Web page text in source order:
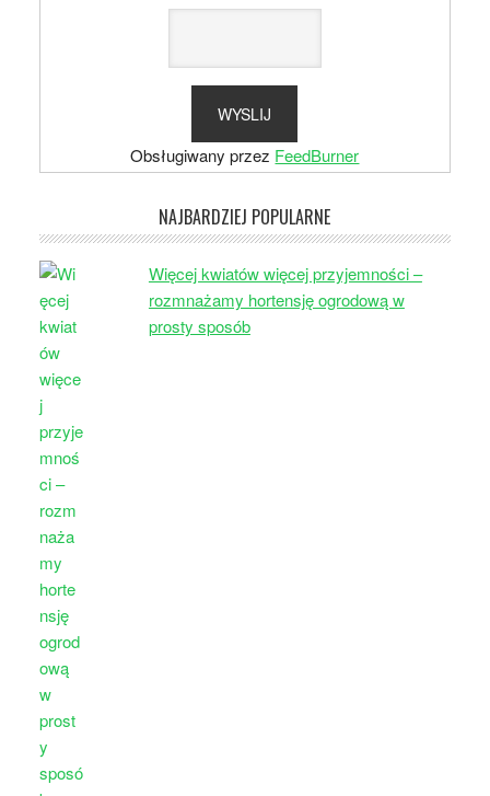
Obsługiwany przez FeedBurner
NAJBARDZIEJ POPULARNE
Więcej kwiatów więcej przyjemności –
rozmnażamy hortensję ogrodową w
prosty sposób